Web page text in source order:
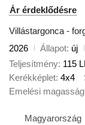
Ár érdeklődésre
Villástargonca -
2026
Állapot új
Teljesítmény 115
Kerékképlet 4x4
Emelési magasság
Magyarország